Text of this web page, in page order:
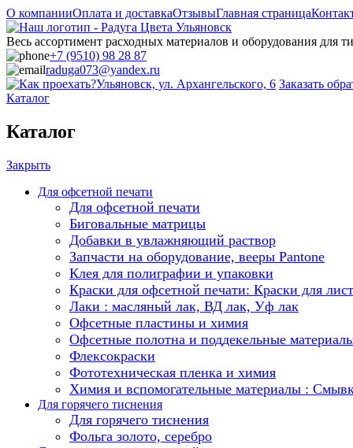
О компанииОплата и доставкаОтзывыГлавная страница
Весь ассортимент расходных материалов и оборудования для
+7 (9510) 98 28 87
raduga073@yandex.ru
Ульяновск, ул. Архангельского, 6 Заказать
Каталог
Каталог
Закрыть
Для офсетной печати
Для офсетной печати
Биговальные матрицы
Добавки в увлажняющий раствор
Запчасти на оборудование, вееры Pantone
Клея для полиграфии и упаковки
Краски для офсетной печати: Краски для
Лаки : масляный лак, ВД лак, Уф лак
Офсетные пластины и химия
Офсетные полотна и поддекельные
Флексокраски
Фототехническая пленка и химия
Химия и вспомогательные материалы :
Для горячего тиснения
Для горячего тиснения
Фольга золото, серебро